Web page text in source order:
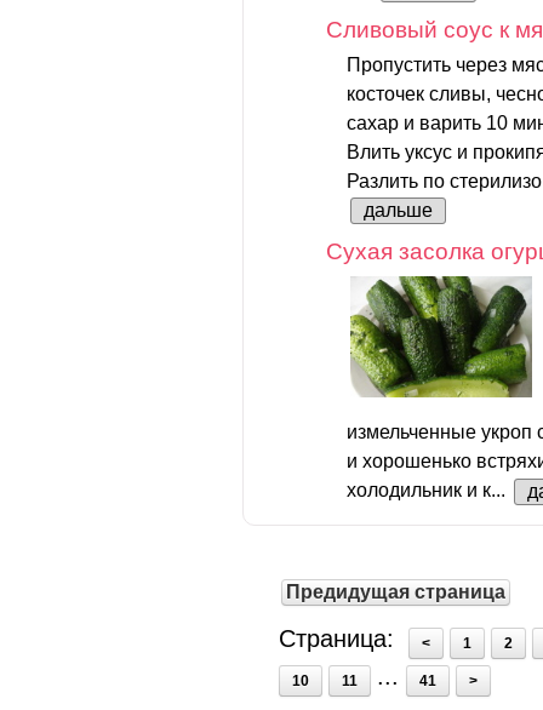
Сливовый соус к
Пропустить через
косточек сливы,
сахар и варить 10
Влить уксус и
Разлить по
дальше
Сухая засолка
измельченные укроп
и хорошенько
холодильник и к...
Предидущая страница
Страница: < 1 2
10 11 ... 41 >